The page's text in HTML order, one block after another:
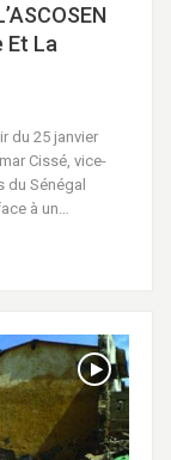
Et La
du 25 janvier
Cissé, vice-
Sénégal
à un…